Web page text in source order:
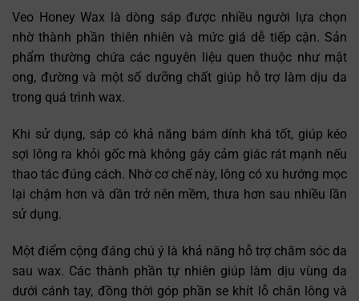
Veo Honey Wax là dòng sáp được nhiều người lựa chọn
nhờ thành phần thiên nhiên và mức giá dễ tiếp cận. Sản
phẩm thường chứa các nguyên liệu quen thuộc như mật
ong, đường và một số dưỡng chất giúp hỗ trợ làm dịu da
trong quá trình wax.
Khi sử dụng, sáp có khả năng bám dính khá tốt, giúp kéo
sợi lông ra khỏi gốc mà không gây cảm giác rát mạnh nếu
thao tác đúng cách. Nhờ cơ chế này, lông có xu hướng mọc
lại chậm hơn và dần trở nên mềm, thưa hơn sau nhiều lần
sử dụng.
Một điểm cộng đáng chú ý là khả năng hỗ trợ chăm sóc da
sau wax. Các thành phần tự nhiên giúp làm dịu vùng da
dưới cánh tay, đồng thời góp phần se khít lỗ chân lông và